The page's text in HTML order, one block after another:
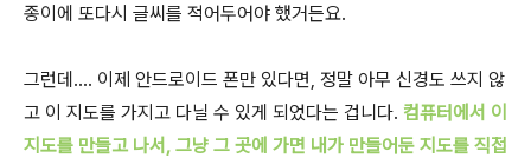
종이에 또다시 글씨를 적어두어야 했거든요.
그런데.... 이제 안드로이드 폰만 있다면, 정말 아무 신경도 쓰지 않
고 이 지도를 가지고 다닐 수 있게 되었다는 겁니다. 컴퓨터에서 이
지도를 만들고 나서, 그냥 그 곳에 가면 내가 만들어둔 지도를 직접